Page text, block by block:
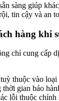
sàng giúp
tin cậy và an
hàng khi
chỉ cung cấp
thuộc vào
gian bảo
lỗi thuộc